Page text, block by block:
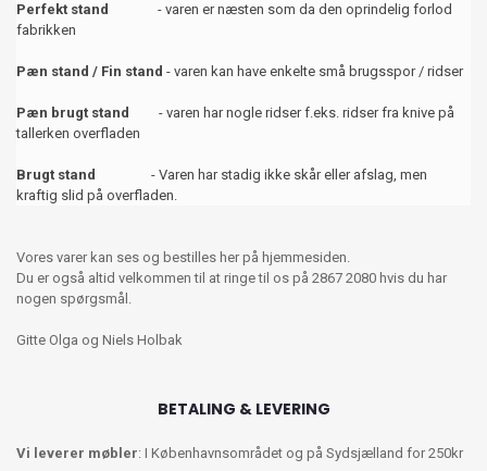
Perfekt stand - varen er næsten som da den oprindelig forlod
fabrikken
Pæn stand / Fin stand - varen kan have enkelte små brugsspor / ridser
Pæn brugt stand
- varen har nogle ridser f.eks. ridser fra knive på
tallerken overfladen
Brugt stand
- Varen har stadig ikke skår eller afslag, men
kraftig slid på overfladen.
Vores varer kan ses og bestilles her på hjemmesiden.
Du er også altid velkommen til at ringe til os på 2867 2080 hvis du har
nogen spørgsmål.
Gitte Olga og Niels Holbak
BETALING & LEVERING
Vi leverer møbler: I Københavnsområdet og på Sydsjælland for 250kr